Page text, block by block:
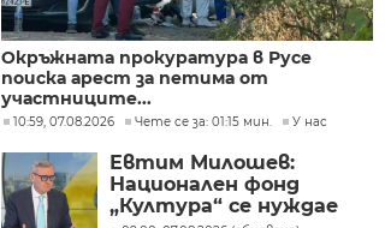
Окръжната прокуратура в Русе
поиска арест за петима от
участниците...
10:59, 07.08.2026 Чете се за: 01:15 мин. У нас
Евтим Милошев:
Национален фонд
„Култура“ се нуждае